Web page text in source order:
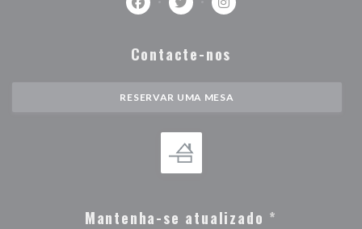
Facebook ((abre numa nova janela))
Twitter ((abre numa nova janela))
Instagram ((abre numa
Contacte-nos
RESERVAR UMA MESA
Mantenha-se atualizado *